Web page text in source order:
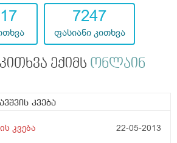
7247
ფასიანი კითხვა
ექიმს ონლაინ
კვება
კვება 22-05-2013